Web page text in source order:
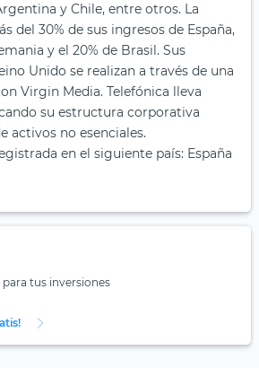
y Chile, entre otros. La
del 30% de sus ingresos de España,
y el 20% de Brasil. Sus
Unido se realizan a través de una
Virgin Media. Telefónica lleva
su estructura corporativa
activos no esenciales.
en el siguiente país: España
tus inversiones